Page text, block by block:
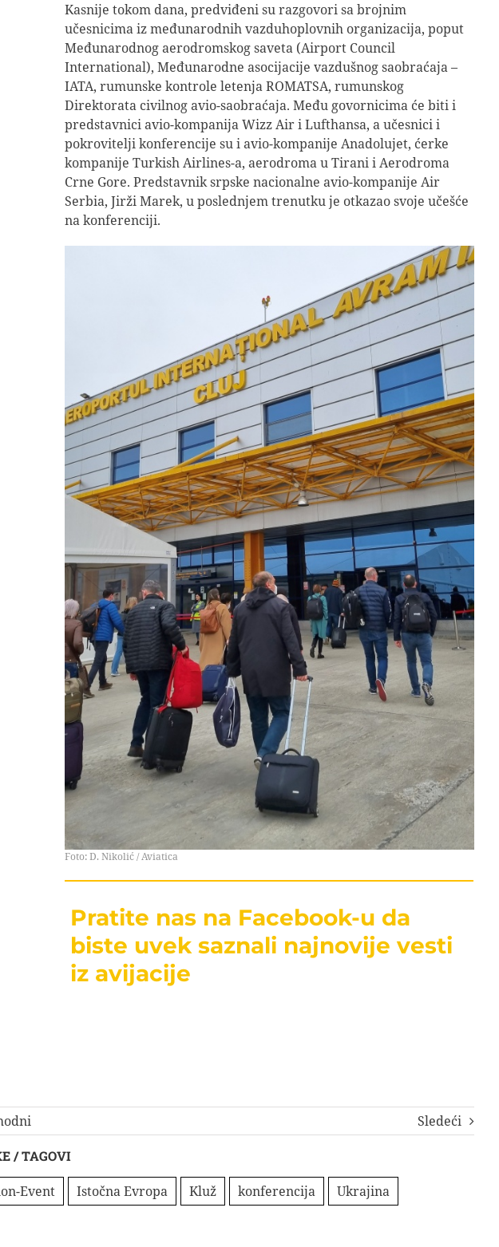
Kasnije tokom dana, predviđeni su razgovori sa brojnim
učesnicima iz međunarodnih vazduhoplovnih organizacija, poput
Međunarodnog aerodromskog saveta (Airport Council
International), Međunarodne asocijacije vazdušnog saobraćaja –
IATA, rumunske kontrole letenja ROMATSA, rumunskog
Direktorata civilnog avio-saobraćaja. Među govornicima će biti i
predstavnici avio-kompanija Wizz Air i Lufthansa, a učesnici i
pokrovitelji konferencije su i avio-kompanije Anadolujet, ćerke
kompanije Turkish Airlines-a, aerodroma u Tirani i Aerodroma
Crne Gore. Predstavnik srpske nacionalne avio-kompanije Air
Serbia, Jirži Marek, u poslednjem trenutku je otkazao svoje učešće
na konferenciji.
Foto: D. Nikolić / Aviatica
Pratite nas na Facebook-u da
biste uvek saznali najnovije vesti
iz avijacije
Sledeći
/ TAGOVI
Event Istočna Evropa Kluž konferencija Ukrajina